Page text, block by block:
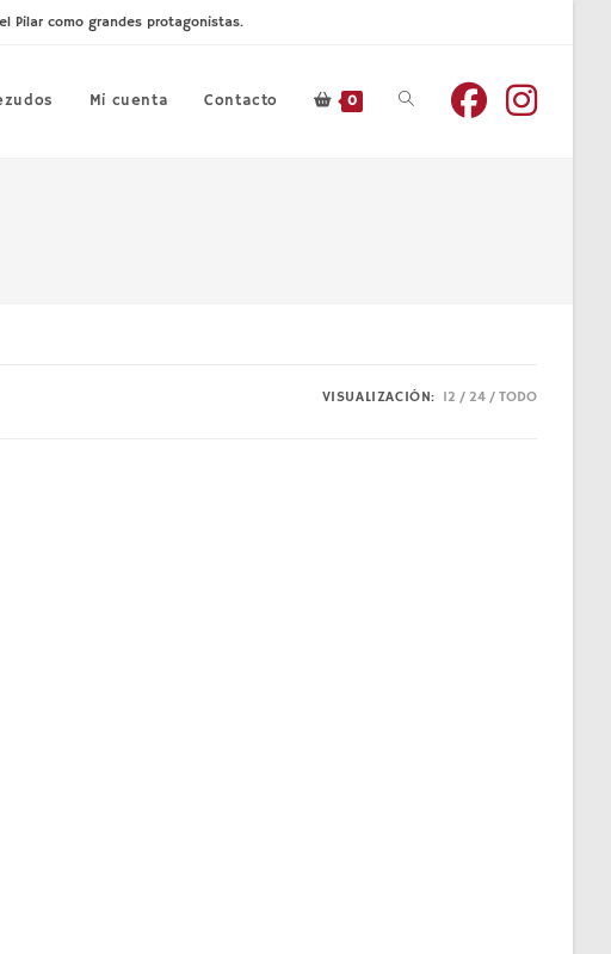
Pilar como grandes protagonistas.
Mi cuenta Contacto 0 Alternar
VISUALIZACIÓN: 12 24 TODO